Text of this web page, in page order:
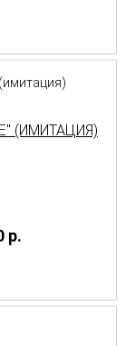
(ИМИТАЦИЯ)
p.